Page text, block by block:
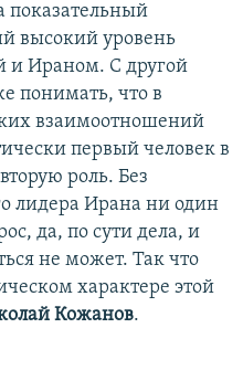
показательный
высокий уровень
и Ираном. С другой
понимать, что в
взаимоотношений
первый человек в
роль. Без
лидера Ирана ни один
да, по сути дела, и
не может. Так что
характере этой
Кожанов.